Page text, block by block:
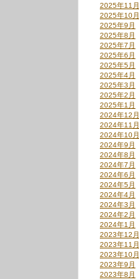
2025年11月
2025年10月
2025年9月
2025年8月
2025年7月
2025年6月
2025年5月
2025年4月
2025年3月
2025年2月
2025年1月
2024年12月
2024年11月
2024年10月
2024年9月
2024年8月
2024年7月
2024年6月
2024年5月
2024年4月
2024年3月
2024年2月
2024年1月
2023年12月
2023年11月
2023年10月
2023年9月
2023年8月